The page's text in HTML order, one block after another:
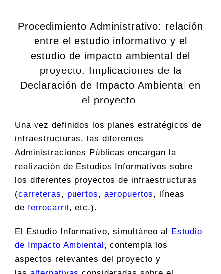
Procedimiento Administrativo: relación
entre el estudio informativo y el
estudio de impacto ambiental del
proyecto. Implicaciones de la
Declaración de Impacto Ambiental en
el proyecto.
Una vez definidos los planes estratégicos de
infraestructuras, las diferentes
Administraciones Públicas encargan la
realización de Estudios Informativos sobre
los diferentes proyectos de infraestructuras
(carreteras, puertos, aeropuertos, líneas
de ferrocarril , etc.).
El Estudio Informativo, simultáneo al
Estudio
de Impacto Ambiental , contempla los
aspectos relevantes del proyecto y